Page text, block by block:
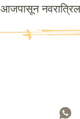
आजपासून